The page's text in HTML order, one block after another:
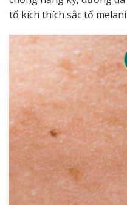
tố kích thích sắc tố